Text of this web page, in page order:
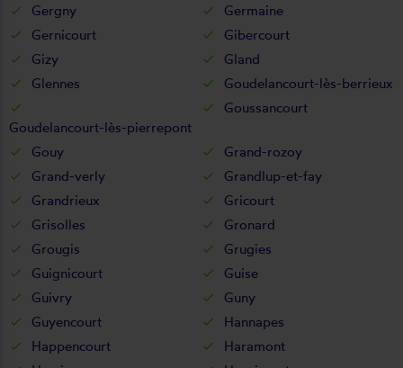
Gergny
Germaine
Gernicourt
Gibercourt
Gizy
Gland
Glennes
Goudelancourt-lès-berrieux
Goudelancourt-lès-pierrepont
Goussancourt
Gouy
Grand-rozoy
Grand-verly
Grandlup-et-fay
Grandrieux
Gricourt
Grisolles
Gronard
Grougis
Grugies
Guignicourt
Guise
Guivry
Guny
Guyencourt
Hannapes
Happencourt
Haramont